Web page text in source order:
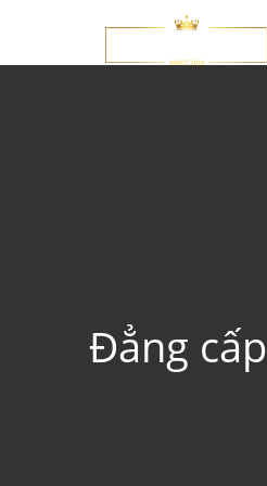
Đẳng
Hennessy
Rượu